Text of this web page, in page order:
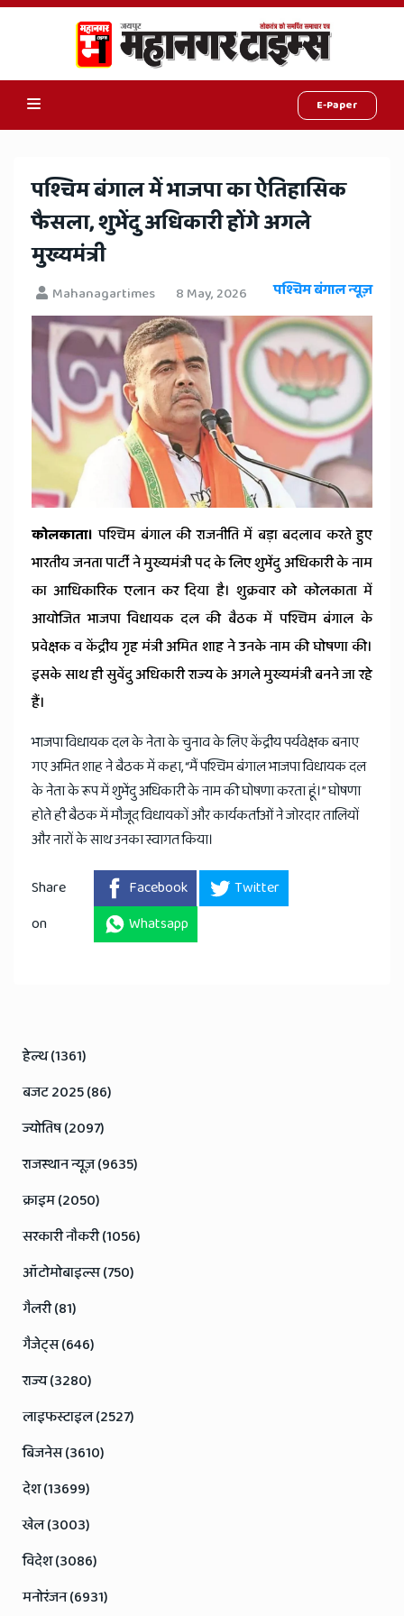
E-Paper
Hindi
News,
Hindi
Samachar,
Jaipur
Rajasthan
News
पश्चिम बंगाल में भाजपा का ऐतिहासिक
फैसला, शुभेंदु अधिकारी होंगे अगले
मुख्यमंत्री
Mahanagartimes 8 May, 2026 पश्चिम बंगाल न्यूज़
कोलकाता।पश्चिम बंगाल की राजनीति में बड़ा बदलाव करते हुए
भारतीय जनता पार्टी ने मुख्यमंत्री पद के लिए शुभेंदु अधिकारी के नाम
का आधिकारिक एलान कर दिया है। शुक्रवार को कोलकाता में
आयोजित भाजपा विधायक दल की बैठक में पश्चिम बंगाल के
प्रवेक्षक व केंद्रीय गृह मंत्री अमित शाह ने उनके नाम की घोषणा की।
इसके साथ ही सुवेंदु अधिकारी राज्य के अगले मुख्यमंत्री बनने जा रहे
हैं।
भाजपा विधायक दल के नेता के चुनाव के लिए केंद्रीय पर्यवेक्षक बनाए
गए अमित शाह ने बैठक में कहा, “मैं पश्चिम बंगाल भाजपा विधायक दल
के नेता के रूप में शुभेंदु अधिकारी के नाम की घोषणा करता हूं।” घोषणा
होते ही बैठक में मौजूद विधायकों और कार्यकर्ताओं ने जोरदार तालियों
और नारों के साथ उनका स्वागत किया।
Share
on
Facebook
Twitter
Whatsapp
हेल्थ (1361)
बजट 2025 (86)
ज्योतिष (2097)
राजस्थान न्यूज़ (9635)
क्राइम (2050)
सरकारी नौकरी (1056)
ऑटोमोबाइल्स (750)
गैलरी (81)
गैजेट्स (646)
राज्य (3280)
लाइफस्टाइल (2527)
बिजनेस (3610)
देश (13699)
खेल (3003)
विदेश (3086)
मनोरंजन (6931)